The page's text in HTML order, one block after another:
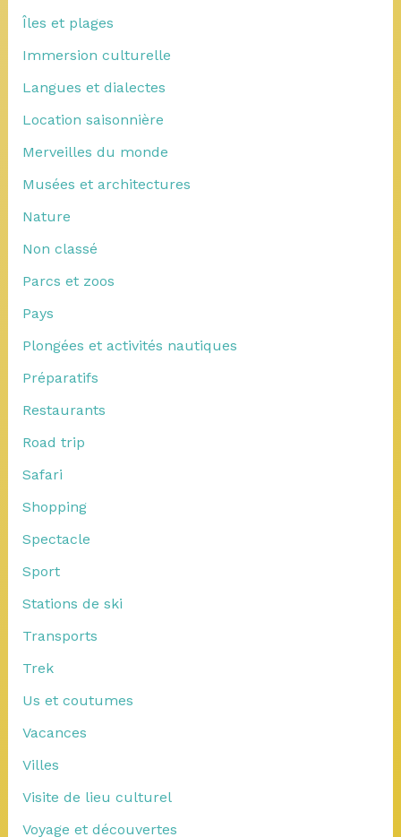
Îles et plages
Immersion culturelle
Langues et dialectes
Location saisonnière
Merveilles du monde
Musées et architectures
Nature
Non classé
Parcs et zoos
Pays
Plongées et activités nautiques
Préparatifs
Restaurants
Road trip
Safari
Shopping
Spectacle
Sport
Stations de ski
Transports
Trek
Us et coutumes
Vacances
Villes
Visite de lieu culturel
Voyage et découvertes